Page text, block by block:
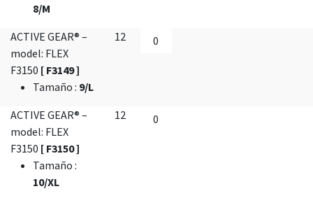
8/M
ACTIVE GEAR® –
model: FLEX
F3150 [ F3149 ]
Tamaño : 9/L
12
ACTIVE GEAR® –
model: FLEX
F3150 [ F3150 ]
Tamaño :
10/XL
12